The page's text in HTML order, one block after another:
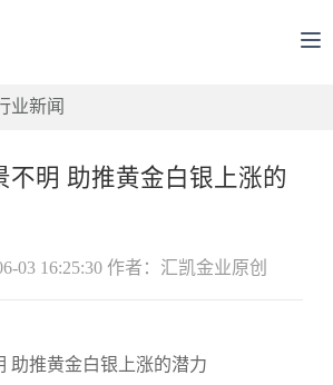
业新闻
不明 助推黄金白银上涨的
03 16:25:30 作者：汇凯金业原创
助推黄金白银上涨的潜力